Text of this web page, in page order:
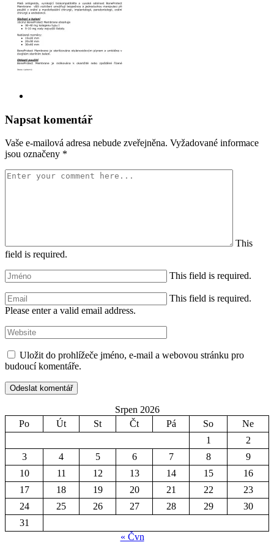
Napsat komentář
Vaše e-mailová adresa nebude zveřejněna. Vyžadované informace
jsou označeny *
This
field is required.
This field is required.
This field is required.
Please enter a valid email address.
Uložit do prohlížeče jméno, e-mail a webovou stránku pro
budoucí komentáře.
Srpen 2026
Po
Út St Čt Pá So
Ne
1
2
3
4 5 6 7 8
9
10
11 12 13 14 15
16
17
18 19 20 21 22
23
24
25 26 27 28 29
30
31
« Čvn